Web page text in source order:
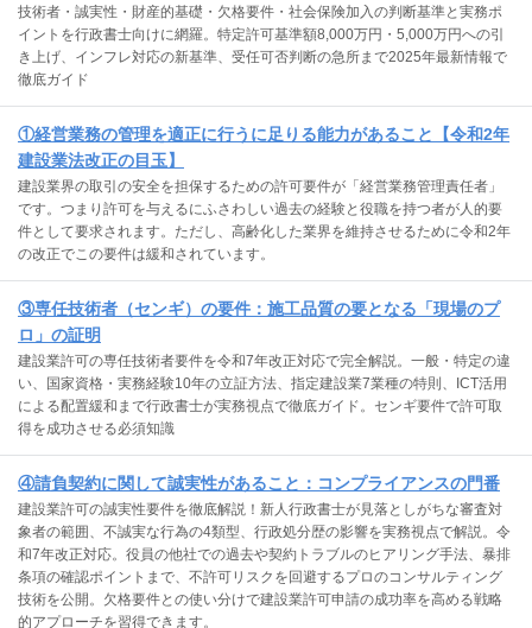
技術者・誠実性・財産的基礎・欠格要件・社会保険加入の判断基準と実務ポ
イントを行政書士向けに網羅。特定許可基準額8,000万円・5,000万円への引
き上げ、インフレ対応の新基準、受任可否判断の急所まで2025年最新情報で
徹底ガイド
①経営業務の管理を適正に行うに足りる能力があること【令和2年
建設業法改正の目玉】
建設業界の取引の安全を担保するための許可要件が「経営業務管理責任者」
です。つまり許可を与えるにふさわしい過去の経験と役職を持つ者が人的要
件として要求されます。ただし、高齢化した業界を維持させるために令和2年
の改正でこの要件は緩和されています。
③専任技術者（センギ）の要件：施工品質の要となる「現場のプ
ロ」の証明
建設業許可の専任技術者要件を令和7年改正対応で完全解説。一般・特定の違
い、国家資格・実務経験10年の立証方法、指定建設業7業種の特則、ICT活用
による配置緩和まで行政書士が実務視点で徹底ガイド。センギ要件で許可取
得を成功させる必須知識
④請負契約に関して誠実性があること：コンプライアンスの門番
建設業許可の誠実性要件を徹底解説！新人行政書士が見落としがちな審査対
象者の範囲、不誠実な行為の4類型、行政処分歴の影響を実務視点で解説。令
和7年改正対応。役員の他社での過去や契約トラブルのヒアリング手法、暴排
条項の確認ポイントまで、不許可リスクを回避するプロのコンサルティング
技術を公開。欠格要件との使い分けで建設業許可申請の成功率を高める戦略
的アプローチを習得できます。